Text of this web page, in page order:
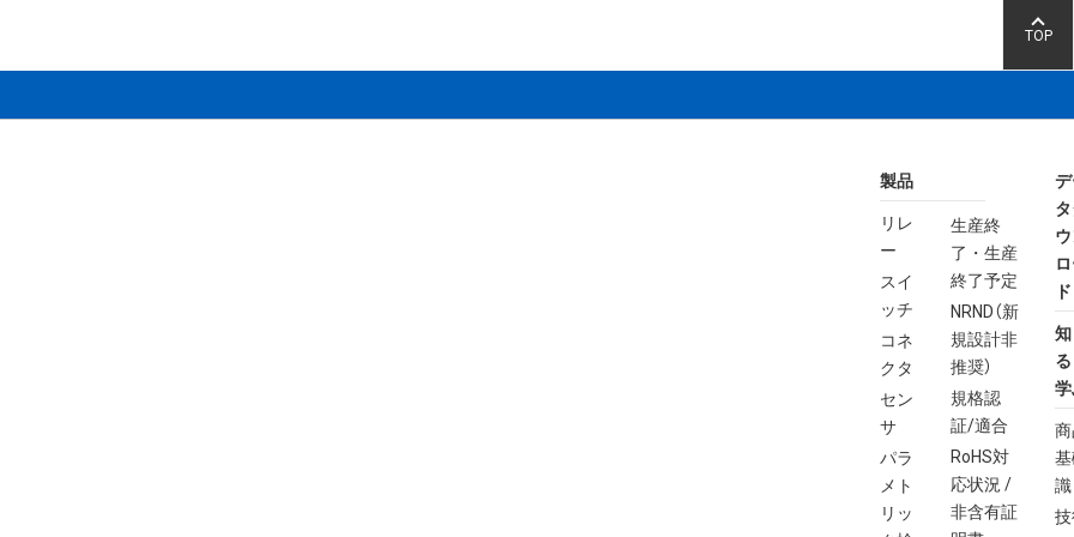
情報の取り扱いについて」、「Cookieの利用及び第三者との共同利用について」、「当サイトのご利用にあ
TOP
製品
リレ
ー
スイ
ッチ
コネ
クタ
セン
サ
パラ
メト
リッ
生産終
了・生産
終了予定
NRND（新
規設計非
推奨）
規格認
証/適合
RoHS対
応状況 /
非含有証
ド
知
識